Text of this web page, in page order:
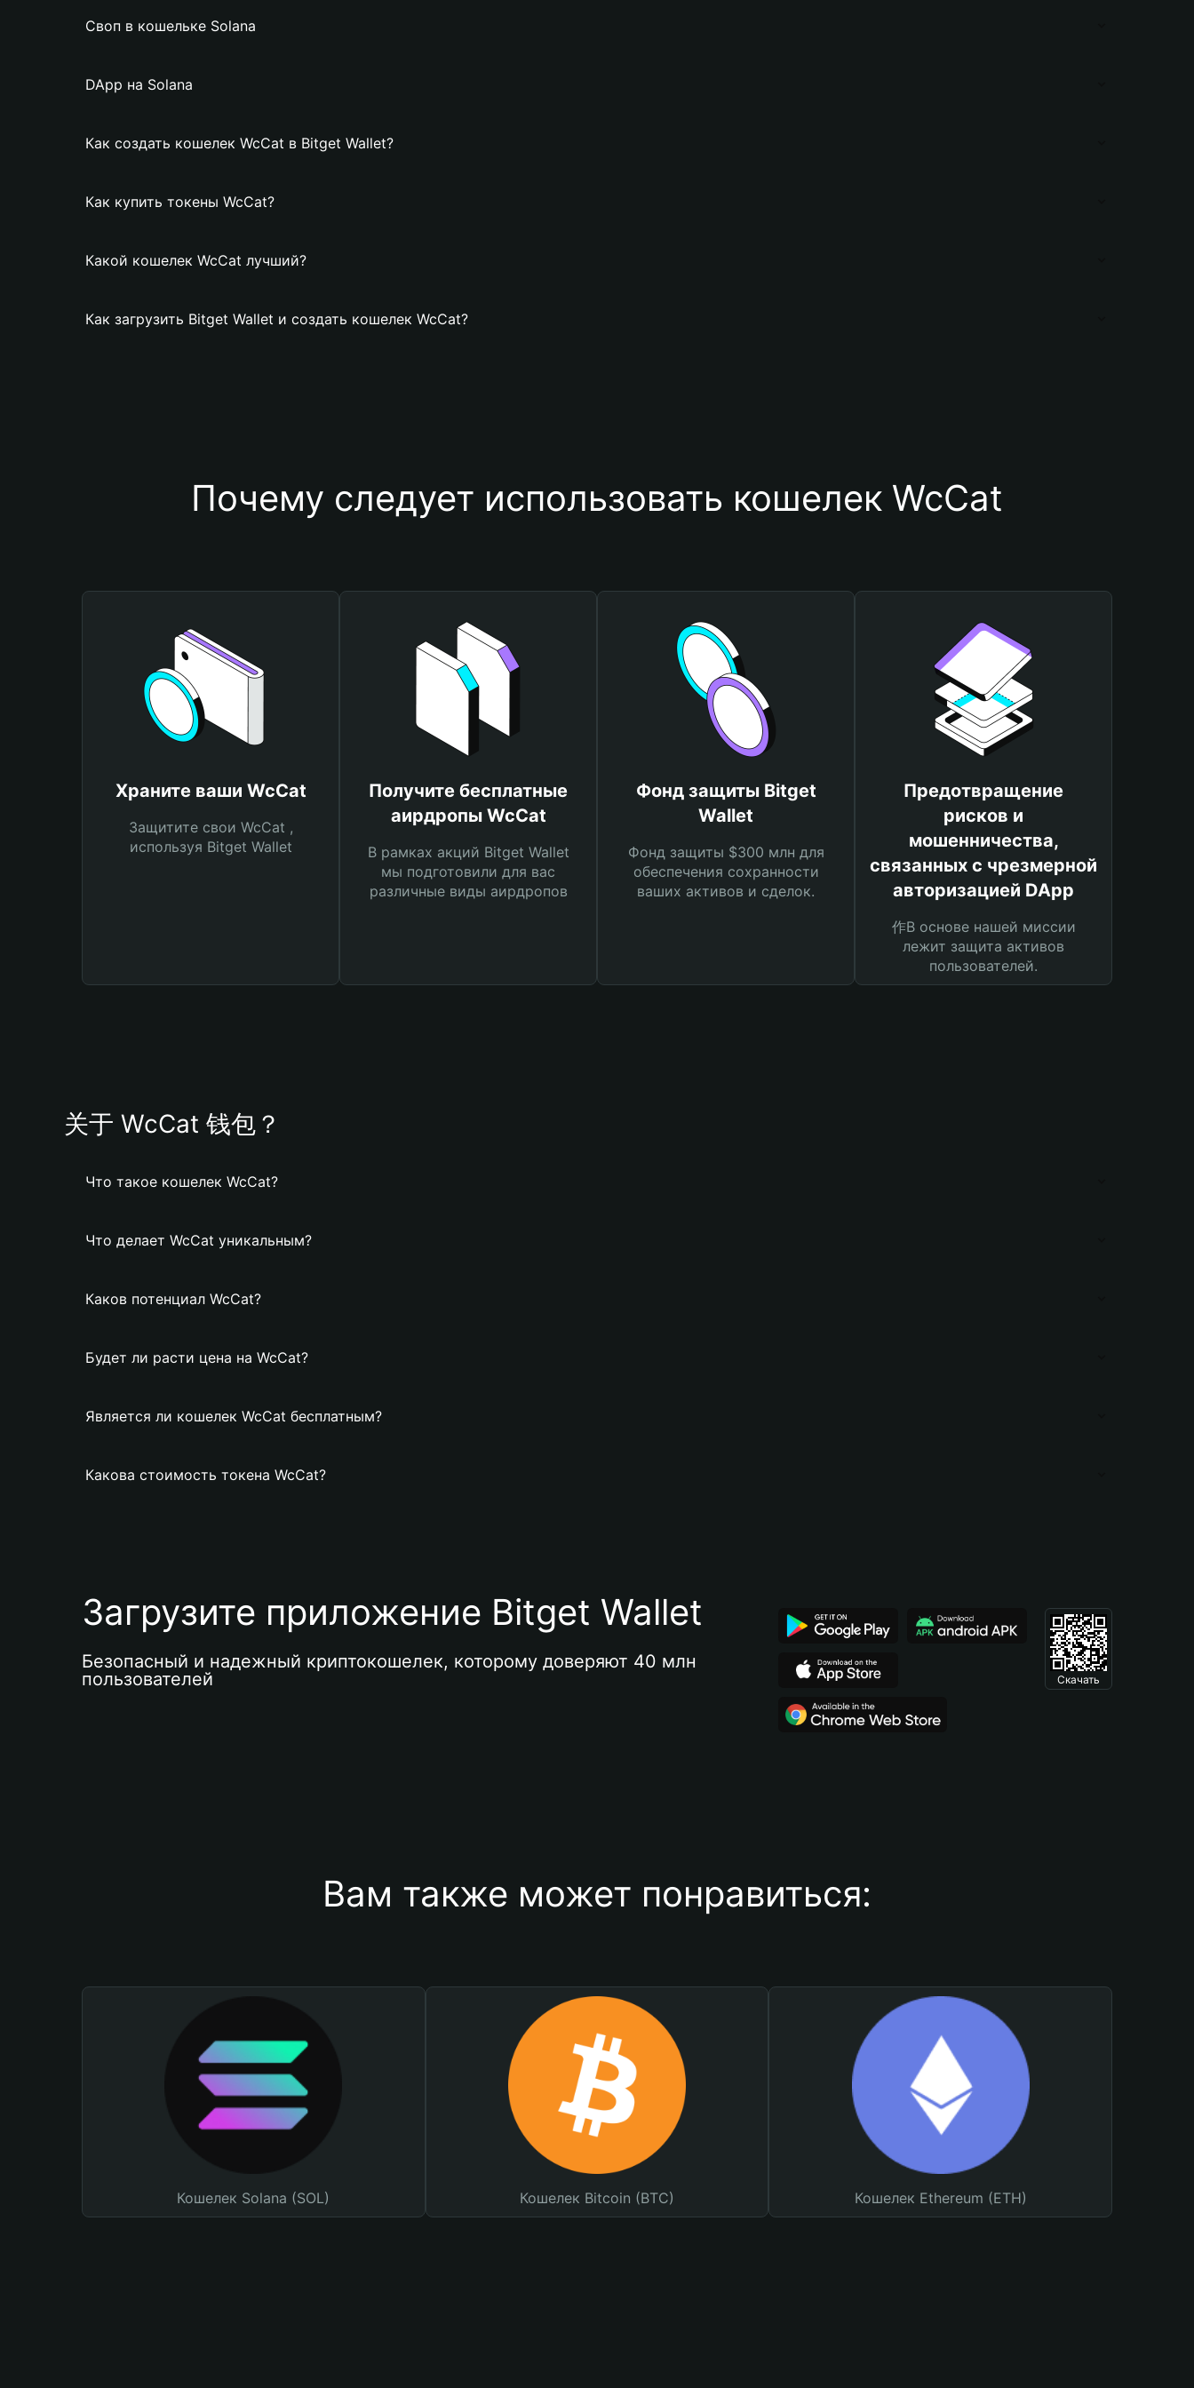
Своп в кошельке Solana
DApp на Solana
Как создать кошелек WcCat в Bitget Wallet?
Как купить токены WcCat?
Какой кошелек WcCat лучший?
Как загрузить Bitget Wallet и создать кошелек WcCat?
Почему следует использовать кошелек WcCat
Храните ваши WcCat
Защитите свои WcCat ,
используя Bitget Wallet
Получите бесплатные
аирдропы WcCat
В рамках акций Bitget Wallet
мы подготовили для вас
различные виды аирдропов
Фонд защиты Bitget
Wallet
Фонд защиты $300 млн для
обеспечения сохранности
ваших активов и сделок.
Предотвращение
рисков и
мошенничества,
связанных с чрезмерной
авторизацией DApp
作В основе нашей миссии
лежит защита активов
пользователей.
关于 WcCat 钱包？
Что такое кошелек WcCat?
Что делает WcCat уникальным?
Каков потенциал WcCat?
Будет ли расти цена на WcCat?
Является ли кошелек WcCat бесплатным?
Какова стоимость токена WcCat?
Загрузите приложение Bitget Wallet
Безопасный и надежный криптокошелек, которому доверяют 40 млн
пользователей
Скачать
Вам также может понравиться:
Кошелек Solana (SOL) Кошелек Bitcoin (BTC) Кошелек Ethereum (ETH)